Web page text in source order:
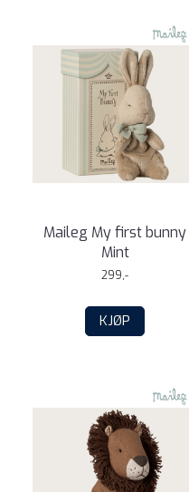
Maileg My first bunny
Mint
299,-
KJØP